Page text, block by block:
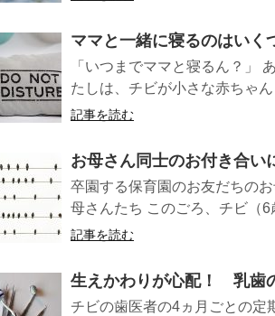
ママと一緒に寝るのはいく
「いつまでママと寝るん？」
たしは、チビが小さな赤ちゃ
記事を読む
お母さん同士のお付き合い
卒園する保育園のお友だちの
母さんたち このごろ、チビ（
記事を読む
生えかわりが心配！ 乳歯
チビの歯医者の4ヵ月ごとの定